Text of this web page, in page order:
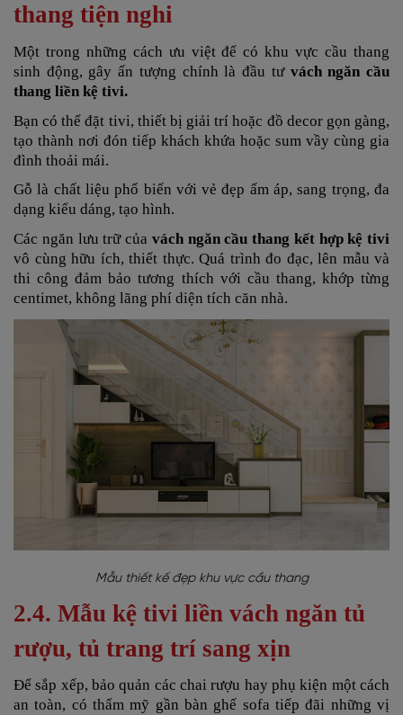
thang tiện nghi
Một trong những cách ưu việt để có khu vực cầu thang
sinh động, gây ấn tượng chính là đầu tư vách ngăn cầu
thang liền kệ tivi.
Bạn có thể đặt tivi, thiết bị giải trí hoặc đồ decor gọn gàng,
tạo thành nơi đón tiếp khách khứa hoặc sum vầy cùng gia
đình thoải mái.
Gỗ là chất liệu phổ biến với vẻ đẹp ấm áp, sang trọng, đa
dạng kiểu dáng, tạo hình.
Các ngăn lưu trữ của vách ngăn cầu thang kết hợp kệ tivi
vô cùng hữu ích, thiết thực. Quá trình đo đạc, lên mẫu và
thi công đảm bảo tương thích với cầu thang, khớp từng
centimet, không lãng phí diện tích căn nhà.
Mẫu thiết kế đẹp khu vực cầu thang
2.4. Mẫu kệ tivi liền vách ngăn tủ
rượu, tủ trang trí sang xịn
Để sắp xếp, bảo quản các chai rượu hay phụ kiện một cách
an toàn, có thẩm mỹ gần bàn ghế sofa tiếp đãi những vị